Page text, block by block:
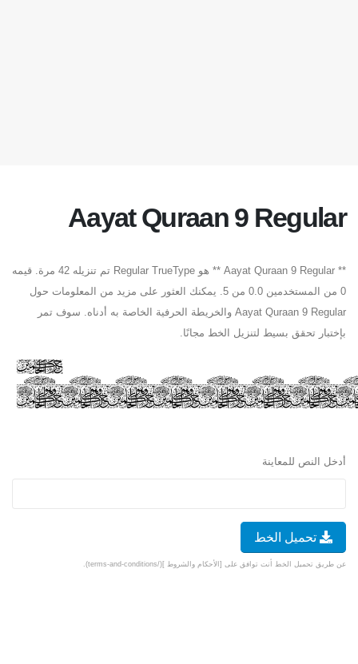
Aayat Quraan 9 Regular
** Aayat Quraan 9 Regular ** هو Regular TrueType تم تنزيله 42 مرة. قيمه
0 من المستخدمين 0.0 من 5. يمكنك العثور على مزيد من المعلومات حول
Aayat Quraan 9 Regular والخريطة الحرفية الخاصة به أدناه. سوف تمر
بإختبار تحقق بسيط لتنزيل الخط مجانًا.
أدخل النص للمعاينة
تحميل الخط
عن طريق تحميل الخط أنت توافق على [الأحكام والشروط ](/terms-and-conditions).